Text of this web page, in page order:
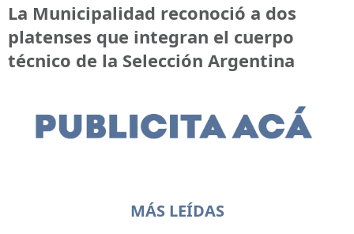
La Municipalidad reconoció a dos
platenses que integran el cuerpo
técnico de la Selección Argentina
MÁS LEÍDAS